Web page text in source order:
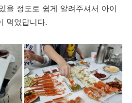
을 정도로 쉽게 알려주셔서 아이
먹었답니다.